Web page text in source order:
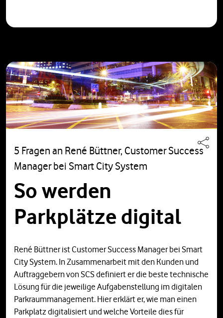
5 Fragen an René Büttner, Customer Success
Manager bei Smart City System
So werden
Parkplätze digital
René Büttner ist Customer Success Manager bei Smart
City System. In Zusammenarbeit mit den Kunden und
Auftraggebern von SCS definiert er die beste technische
Lösung für die jeweilige Aufgabenstellung im digitalen
Parkraummanagement. Hier erklärt er, wie man einen
Parkplatz digitalisiert und welche Vorteile dies für